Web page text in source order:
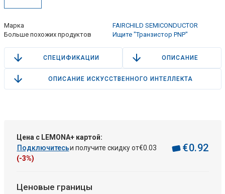
Марка
FAIRCHILD SEMICONDUCTOR
Больше похожих продуктов
Ищите "Транзистор PNP"
СПЕЦИФИКАЦИИ ОПИСАНИЕ
ОПИСАНИЕ ИСКУССТВЕННОГО ИНТЕЛЛЕКТА
Цена с LEMONA+ картой:
Подключитесьи получите скидку от€0 03
(-3%)
€0.92
Ценовые границы